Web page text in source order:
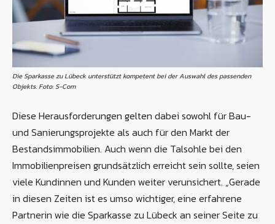
Die Sparkasse zu Lübeck unterstützt kompetent bei der Auswahl des passenden
Objekts. Foto: S-Com
Diese Herausforderungen gelten dabei sowohl für Bau-
und Sanierungsprojekte als auch für den Markt der
Bestandsimmobilien. Auch wenn die Talsohle bei den
Immobilienpreisen grundsätzlich erreicht sein sollte, seien
viele Kundinnen und Kunden weiter verunsichert. „Gerade
in diesen Zeiten ist es umso wichtiger, eine erfahrene
Partnerin wie die Sparkasse zu Lübeck an seiner Seite zu